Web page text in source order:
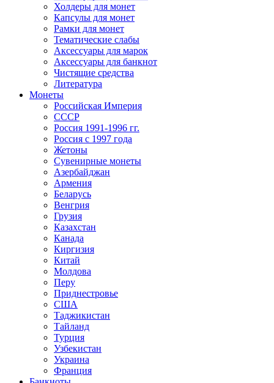
Холдеры для монет
Капсулы для монет
Рамки для монет
Тематические слабы
Аксессуары для марок
Аксессуары для банкнот
Чистящие средства
Литература
Монеты
Российская Империя
СССР
Россия 1991-1996 гг.
Россия с 1997 года
Жетоны
Сувенирные монеты
Азербайджан
Армения
Беларусь
Венгрия
Грузия
Казахстан
Канада
Киргизия
Китай
Молдова
Перу
Приднестровье
США
Таджикистан
Тайланд
Турция
Узбекистан
Украина
Франция